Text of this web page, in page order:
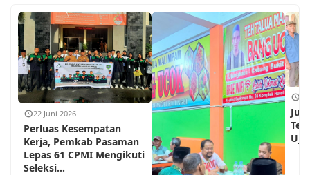
22 Juni 2026
Perluas Kesempatan
Kerja, Pemkab Pasaman
Lepas 61 CPMI Mengikuti
Seleksi...